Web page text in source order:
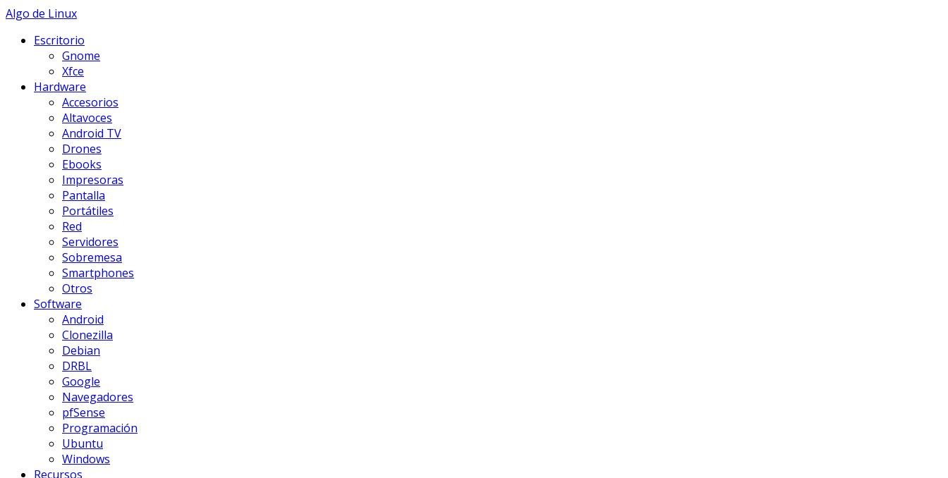
Skip
content
Algo de Linux
Escritorio
Gnome
Xfce
Hardware
Accesorios
Altavoces
Android TV
Drones
Ebooks
Impresoras
Pantalla
Portátiles
Red
Servidores
Sobremesa
Smartphones
Otros
Software
Android
Clonezilla
Debian
DRBL
Google
Navegadores
pfSense
Programación
Ubuntu
Windows
Recursos